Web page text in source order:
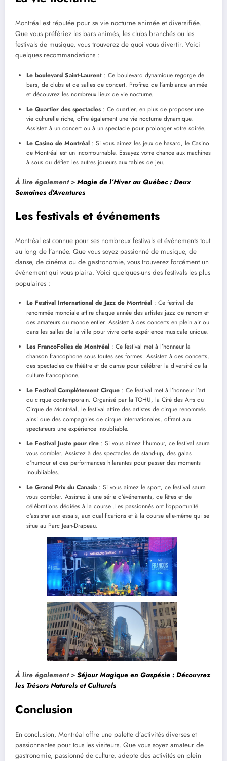
Montréal est réputée pour sa vie nocturne animée et diversifiée.
Que vous préfériez les bars animés, les clubs branchés ou les
festivals de musique, vous trouverez de quoi vous divertir. Voici
quelques recommandations :
Le boulevard Saint-Laurent : Ce boulevard dynamique regorge de
bars, de clubs et de salles de concert. Profitez de l’ambiance animée
et découvrez les nombreux lieux de vie nocturne.
Le Quartier des spectacles: Ce quartier, en plus de proposer une
vie culturelle riche, offre également une vie nocturne dynamique.
Assistez à un concert ou à un spectacle pour prolonger votre soirée.
Le Casino de Montréal : Si vous aimez les jeux de hasard, le Casino
de Montréal est un incontournable. Essayez votre chance aux machines
à sous ou défiez les autres joueurs aux tables de jeu.
À lire également > Magie de l’Hiver au Québec : Deux
Semaines d’Aventures
Les festivals et événements
Montréal est connue pour ses nombreux festivals et événements tout
au long de l’année. Que vous soyez passionné de musique, de
danse, de cinéma ou de gastronomie, vous trouverez forcément un
événement qui vous plaira. Voici quelques-uns des festivals les plus
populaires :
Le Festival International de Jazz de Montréal : Ce festival de
renommée mondiale attire chaque année des artistes jazz de renom et
des amateurs du monde entier. Assistez à des concerts en plein air ou
dans les salles de la ville pour vivre cette expérience musicale unique.
Les FrancoFolies de Montréal : Ce festival met à l’honneur la
chanson francophone sous toutes ses formes. Assistez à des concerts,
des spectacles de théâtre et de danse pour célébrer la diversité de la
culture francophone.
Le Festival Complètement Cirque : Ce festival met à l’honneur l’art
du cirque contemporain. Organisé par la TOHU, la Cité des Arts du
Cirque de Montréal, le festival attire des artistes de cirque renommés
ainsi que des compagnies de cirque internationales, offrant aux
spectateurs une expérience inoubliable.
Le Festival Juste pour rire : Si vous aimez l’humour, ce festival saura
vous combler. Assistez à des spectacles de stand-up, des galas
d’humour et des performances hilarantes pour passer des moments
inoubliables.
Le Grand Prix du Canada : Si vous aimez le sport, ce festival saura
vous combler. Assistez à une série d’événements, de fêtes et de
célébrations dédiées à la course .Les passionnés ont l’opportunité
d’assister aux essais, aux qualifications et à la course elle-même qui se
situe au Parc Jean-Drapeau.
À lire également > Séjour Magique en Gaspésie : Découvrez
les Trésors Naturels et Culturels
Conclusion
En conclusion, Montréal offre une palette d’activités diverses et
passionnantes pour tous les visiteurs. Que vous soyez amateur de
gastronomie, passionné de culture, adepte des activités en plein